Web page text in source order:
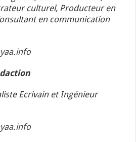
culturel, Producteur en
en communication
Ecrivain et Ingénieur